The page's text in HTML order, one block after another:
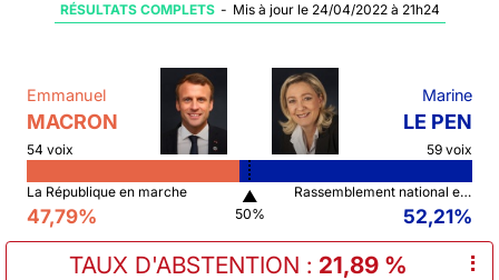
RÉSULTATS COMPLETS - Mis à jour le 24/04/2022 à 21h24
Emmanuel
MACRON
54 voix
Marine
LE PEN
59 voix
La République en marche
47,79%
▲
50%
Rassemblement national et ses alliés
52,21%
TAUX D'ABSTENTION : 21,89 % ⠇